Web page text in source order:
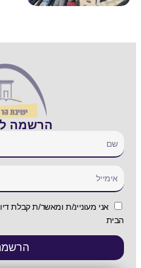
הרשמה
אני מעוניינ/ת ומאשר/ת קבלת
הבית